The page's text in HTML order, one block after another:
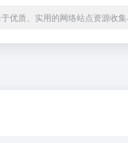
优质、实用的网络站点资源收集